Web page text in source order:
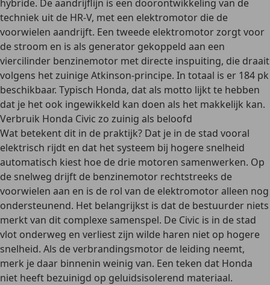
hybride. De aandrijflijn is een doorontwikkeling van de
techniek uit de HR-V, met een elektromotor die de
voorwielen aandrijft. Een tweede elektromotor zorgt voor
de stroom en is als generator gekoppeld aan een
viercilinder benzinemotor met directe inspuiting, die draait
volgens het zuinige Atkinson-principe. In totaal is er 184 pk
beschikbaar. Typisch Honda, dat als motto lijkt te hebben
dat je het ook ingewikkeld kan doen als het makkelijk kan.
Verbruik Honda Civic zo zuinig als beloofd
Wat betekent dit in de praktijk? Dat je in de stad vooral
elektrisch rijdt en dat het systeem bij hogere snelheid
automatisch kiest hoe de drie motoren samenwerken. Op
de snelweg drijft de benzinemotor rechtstreeks de
voorwielen aan en is de rol van de elektromotor alleen nog
ondersteunend. Het belangrijkst is dat de bestuurder niets
merkt van dit complexe samenspel. De Civic is in de stad
vlot onderweg en verliest zijn wilde haren niet op hogere
snelheid. Als de verbrandingsmotor de leiding neemt,
merk je daar binnenin weinig van. Een teken dat Honda
niet heeft bezuinigd op geluidsisolerend materiaal.